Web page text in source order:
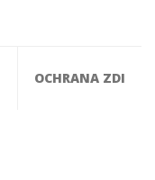
OCHRANA ZDI